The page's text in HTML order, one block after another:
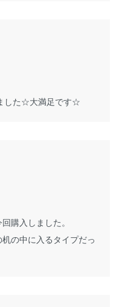
した☆大満足です☆
購入しました。
の中に入るタイプだっ